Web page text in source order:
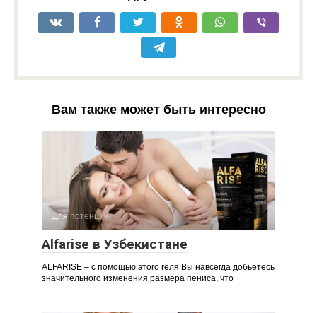
Вам также может быть интересно
Для потенции
Alfarise в Узбекистане
ALFARISE – с помощью этого геля Вы навсегда добьетесь
значительного изменения размера пениса, что